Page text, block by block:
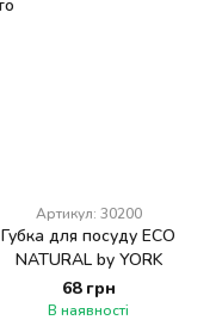
Артикул: 30200
Губка для посуду ECO
NATURAL by YORK
68 грн
В наявності